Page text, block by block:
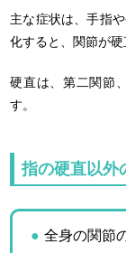
主な症状は、手指
化すると、関節が硬
硬直は、第二関節
す。
指の硬直以外
全身の関節